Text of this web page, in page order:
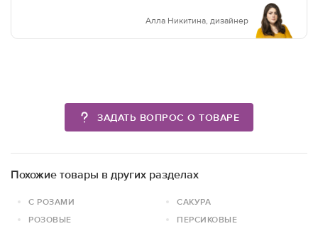
Алла Никитина, дизайнер
ЗАДАТЬ ВОПРОС О ТОВАРЕ
Похожие товары в других разделах
С РОЗАМИ
САКУРА
РОЗОВЫЕ
ПЕРСИКОВЫЕ